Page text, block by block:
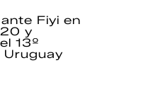
Fiyi en
y
13º